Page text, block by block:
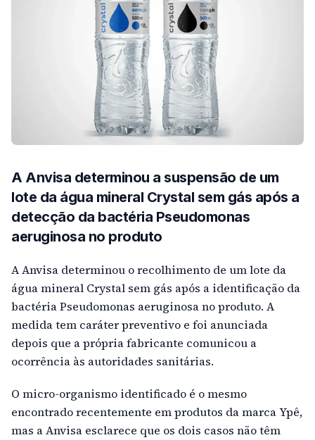
A Anvisa determinou a suspensão de um
lote da água mineral Crystal sem gás após a
detecção da bactéria Pseudomonas
aeruginosa no produto
A Anvisa determinou o recolhimento de um lote da
água mineral Crystal sem gás após a identificação da
bactéria Pseudomonas aeruginosa no produto. A
medida tem caráter preventivo e foi anunciada
depois que a própria fabricante comunicou a
ocorrência às autoridades sanitárias.
O micro-organismo identificado é o mesmo
encontrado recentemente em produtos da marca Ypê,
mas a Anvisa esclarece que os dois casos não têm